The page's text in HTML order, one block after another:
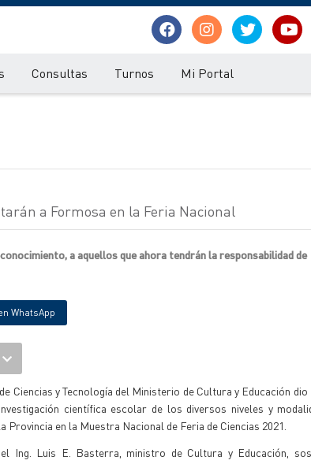
Consultas Turnos Mi Portal
a Formosa en la Feria Nacional
a aquellos que ahora tendrán la responsabilidad de
WhatsApp
Ciencias y Tecnología del Ministerio de Cultura y Educación
científica escolar de los diversos niveles y
Provincia en la Muestra Nacional de Feria de Ciencias 2021.
Ing. Luis E. Basterra, ministro de Cultura y Educación,